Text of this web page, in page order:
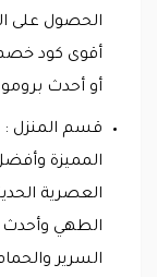
الحصول على
أو أحدث
قسم المنزل :
المميزة
العصرية
الطهي وأحدث
السرير